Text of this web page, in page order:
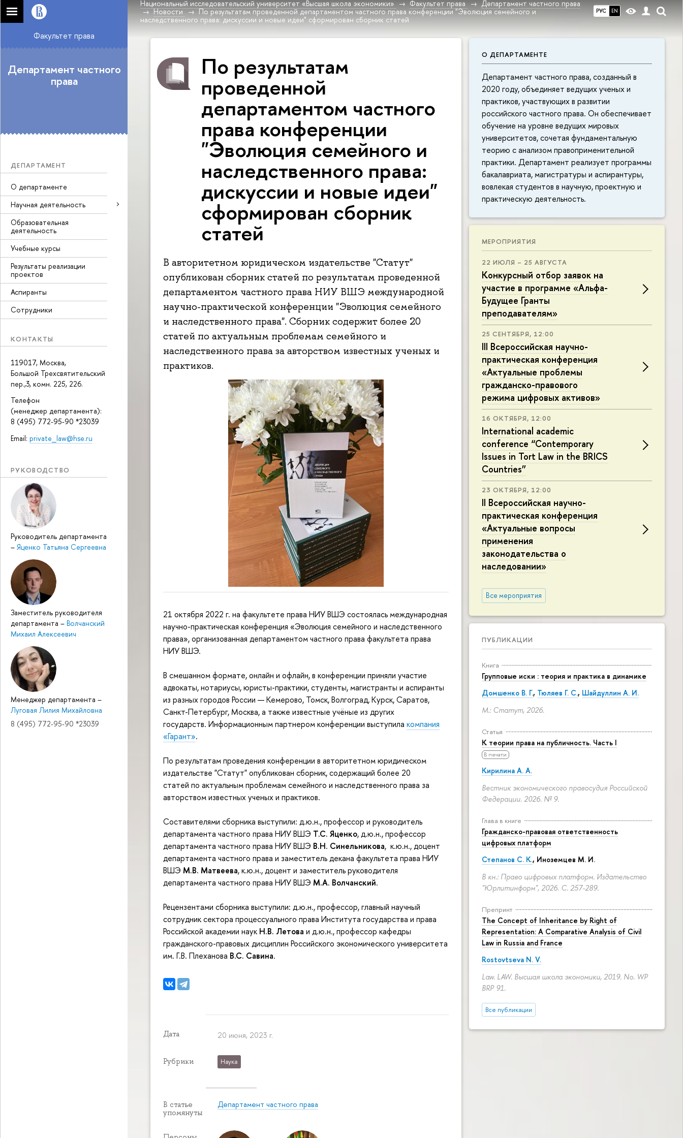
РУС EN
Национальный исследовательский университет «Высшая школа экономики» Факультет права
Департамент частного права
Новости
По результатам проведенной департаментом частного права конференции "Эволюция семейного и
наследственного права: дискуссии и новые идеи" сформирован сборник статей
Факультет права
Департамент частного
права
ДЕПАРТАМЕНТ
О департаменте
Научная деятельность
Образовательная
деятельность
Учебные курсы
Результаты реализации
проектов
Аспиранты
Сотрудники
КОНТАКТЫ
119017, Москва,
Большой Трехсвятительский
пер.,3, комн. 225, 226.
Телефон
(менеджер департамента):
8 (495) 772-95-90 *23039
Email: private_law@hse.ru
РУКОВОДСТВО
Руководитель департамента
– Яценко Татьяна Сергеевна
Заместитель руководителя
департамента – Волчанский
Михаил Алексеевич
Менеджер департамента –
Луговая Лилия Михайловна
8 (495) 772-95-90 *23039
О ДЕПАРТАМЕНТЕ
Департамент частного права, созданный в
2020 году, объединяет ведущих ученых и
практиков, участвующих в развитии
российского частного права. Он обеспечивает
обучение на уровне ведущих мировых
университетов, сочетая фундаментальную
теорию с анализом правоприменительной
практики. Департамент реализует программы
бакалавриата, магистратуры и аспирантуры,
вовлекая студентов в научную, проектную и
практическую деятельность.
МЕРОПРИЯТИЯ
22 ИЮЛЯ – 25 АВГУСТА
Конкурсный отбор заявок на
участие в программе «Альфа-
Будущее Гранты
преподавателям»
25 СЕНТЯБРЯ, 12:00
III Всероссийская научно-
практическая конференция
«Актуальные проблемы
гражданско-правового
режима цифровых активов»
16 ОКТЯБРЯ, 12:00
International academic
conference “Contemporary
Issues in Tort Law in the BRICS
Countries”
23 ОКТЯБРЯ, 12:00
II Всероссийская научно-
практическая конференция
«Актуальные вопросы
применения
законодательства о
наследовании»
Все мероприятия
ПУБЛИКАЦИИ
Книга
Групповые иски : теория и практика в динамике
Домшенко В. Г., Тюляев Г. С., Шайдуллин А. И.
М.: Статут, 2026.
Статья
К теории права на публичность. Часть I
В печати
Кирилина А. А.
Вестник экономического правосудия Российской
Федерации. 2026. № 9.
Глава в книге
Гражданско-правовая ответственность
цифровых платформ
Степанов С. К., Иноземцев М. И.
В кн.: Право цифровых платформ. Издательство
"Юрлитинформ", 2026. С. 257-289.
Препринт
The Concept of Inheritance by Right of
Representation: A Comparative Analysis of Civil
Law in Russia and France
Rostovtseva N. V.
Law. LAW. Высшая школа экономики, 2019. No. WP
BRP 91.
Все публикации
По результатам
проведенной
департаментом частного
права конференции
"Эволюция семейного и
наследственного права:
дискуссии и новые идеи"
сформирован сборник
статей
В авторитетном юридическом издательстве "Статут"
опубликован сборник статей по результатам проведенной
департаментом частного права НИУ ВШЭ международной
научно-практической конференции "Эволюция семейного
и наследственного права". Сборник содержит более 20
статей по актуальным проблемам семейного и
наследственного права за авторством известных ученых и
практиков.
21 октября 2022 г. на факультете права НИУ ВШЭ состоялась международная
научно-практическая конференция «Эволюция семейного и наследственного
права», организованная департаментом частного права факультета права
НИУ ВШЭ.
В смешанном формате, онлайн и офлайн, в конференции приняли участие
адвокаты, нотариусы, юристы-практики, студенты, магистранты и аспиранты
из разных городов России — Кемерово, Томск, Волгоград, Курск, Саратов,
Санкт-Петербург, Москва, а также известные учёные из других
государств. Информационным партнером конференции выступила компания
«Гарант».
По результатам проведения конференции в авторитетном юридическом
издательстве "Статут" опубликован сборник, содержащий более 20
статей по актуальным проблемам семейного и наследственного права за
авторством известных ученых и практиков.
Составителями сборника выступили: д.ю.н., профессор и руководитель
департамента частного права НИУ ВШЭ Т.С. Яценко, д.ю.н., профессор
департамента частного права НИУ ВШЭ В.Н. Синельникова, к.ю.н., доцент
департамента частного права и заместитель декана факультета права НИУ
ВШЭ М.В. Матвеева, к.ю.н., доцент и заместитель руководителя
департамента частного права НИУ ВШЭ М.А. Волчанский.
Рецензентами сборника выступили: д.ю.н., профессор, главный научный
сотрудник сектора процессуального права Института государства и права
Российской академии наук Н.В. Летова и д.ю.н., профессор кафедры
гражданского-правовых дисциплин Российского экономического университета
им. Г.В. Плеханова В.С. Савина.
Дата 20 июня, 2023 г.
Рубрики Наука
В статье
упомянуты
Департамент частного права